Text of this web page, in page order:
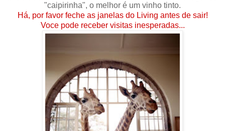
"caipirinha", o melhor é um vinho tinto.
Há, por favor feche as janelas do Living antes de sair!
Voce pode receber visitas inesperadas...